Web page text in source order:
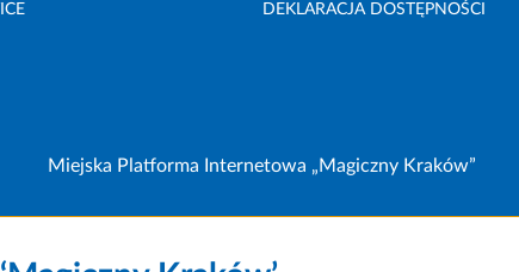
DEKLARACJA DOSTĘPNOŚCI
Miejska Platforma Internetowa „Magiczny Kraków”